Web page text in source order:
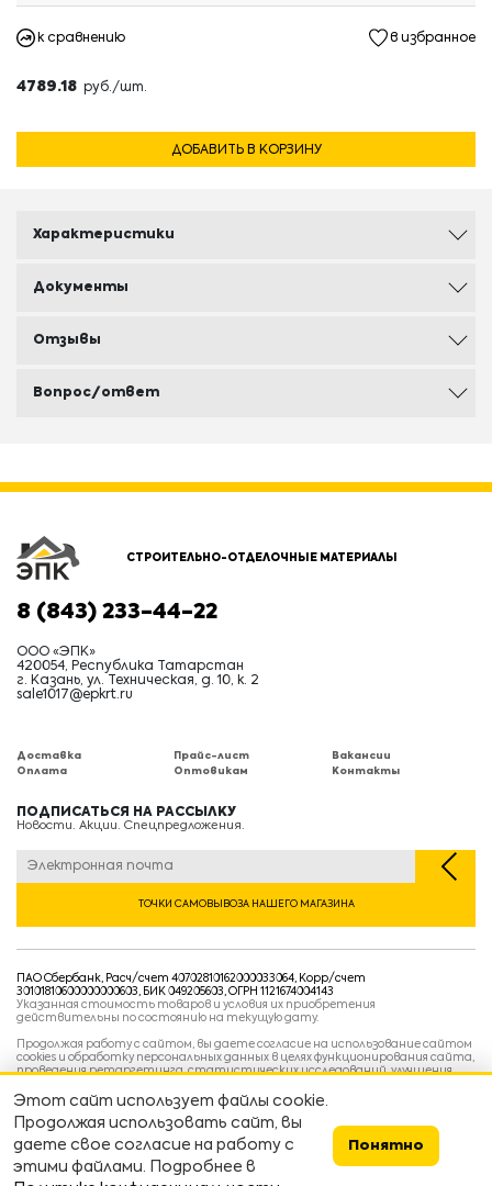
к сравнению в избранное
4789.18 руб./шт.
ДОБАВИТЬ В КОРЗИНУ
Характеристики
Документы
Отзывы
Вопрос/ответ
СТРОИТЕЛЬНО-ОТДЕЛОЧНЫЕ МАТЕРИАЛЫ
8 (843) 233-44-22
ООО «ЭПК»
420054, Республика Татарстан
г. Казань, ул. Техническая, д. 10, к. 2
sale1017@epkrt.ru
Доставка
Оплата
Прайс-лист
Оптовикам
Вакансии
Контакты
ПОДПИСАТЬСЯ НА РАССЫЛКУ
Новости. Акции. Спецпредложения.
ТОЧКИ САМОВЫВОЗА НАШЕГО МАГАЗИНА
ПАО Сбербанк, Расч/счет 40702810162000033064, Корр/счет
30101810600000000603, БИК 049205603, ОГРН 1121674004143
Указанная стоимость товаров и условия их приобретения
действительны по состоянию на текущую дату.
Продолжая работу с сайтом, вы даете согласие на использование сайтом
cookies и обработку персональных данных в целях функционирования сайта,
проведения ретаргетинга, статистических исследований, улучшения
ваших предпочтений и интересов.
Политика конфиденциальности
Условия пользовательского соглашения
Условия продажи
Сделано в
Этот сайт использует файлы cookie.
Продолжая использовать сайт, вы
даете свое согласие на работу с
этими файлами. Подробнее в
Понятно